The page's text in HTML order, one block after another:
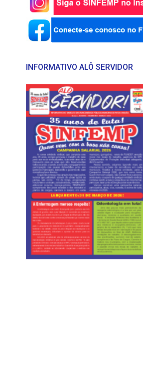
INFORMATIVO ALÔ SERVIDOR